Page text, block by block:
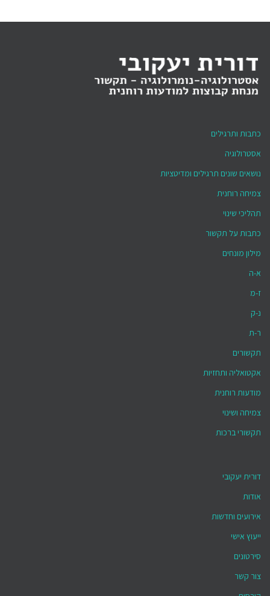
כתבות ותרגילים
אסטרולוגיה
נושאים שונים תרגילים ומדיטציות
צמיחה רוחנית
תהליכי שינוי
כתבות על תקשור
מילון מונחים
א-ה
ז-מ
נ-ק
ר-ת
תקשורים
אקטואליה ותחזיות
מודעות רוחנית
צמיחה ושינוי
תקשורי ברכות
דורית יעקובי
אודות
אירועים וחדשות
ייעוץ אישי
סירטונים
צור קשר